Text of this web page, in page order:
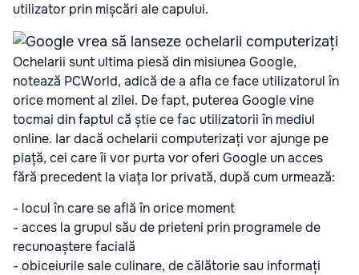
utilizator prin mișcări ale capului.
Ochelarii sunt ultima piesă din misiunea Google,
notează PCWorld, adică de a afla ce face utilizatorul în
orice moment al zilei. De fapt, puterea Google vine
tocmai din faptul că știe ce fac utilizatorii în mediul
online. Iar dacă ochelarii computerizați vor ajunge pe
piață, cei care îi vor purta vor oferi Google un acces
fără precedent la viața lor privată, după cum urmează:
- locul în care se află în orice moment
- acces la grupul său de prieteni prin programele de
recunoaștere facială
- obiceiurile sale culinare, de călătorie sau informați